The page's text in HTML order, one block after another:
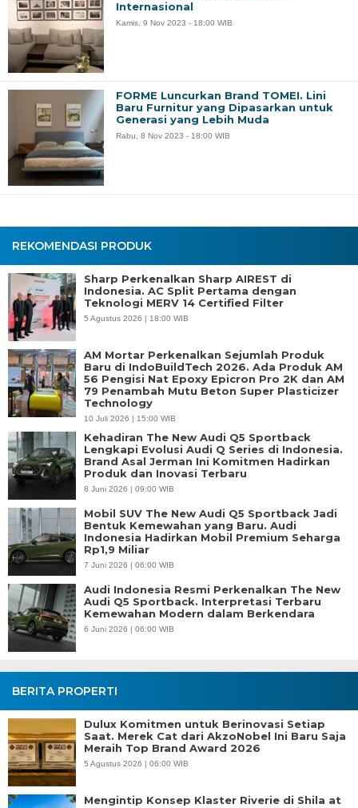
REKOMENDASI PRODUK
Sharp Perkenalkan Sharp AIREST di
Indonesia. AC Split Pertama dengan
Teknologi MERV 14 Certified Filter
5 Agustus 2026 | 18:00 WIB
AM Mortar Perkenalkan Sejumlah Produk
Baru di IndoBuildTech 2026. Ada Produk AM
56 Pengisi Nat Epoxy Epicron Pro 2K dan AM
79 Penambah Mutu Beton Super Plasticizer
Technology
10 Juli 2026 | 15:00 WIB
Kehadiran The New Audi Q5 Sportback
Lengkapi Evolusi Audi Q Series di Indonesia.
Brand Asal Jerman Ini Komitmen Hadirkan
Produk dan Inovasi Terbaru
8 Juni 2026 | 09:00 WIB
Mobil SUV The New Audi Q5 Sportback Jadi
Bentuk Kemewahan yang Baru. Audi
Indonesia Hadirkan Mobil Premium Seharga
Rp1,9 Miliar
7 Juni 2026 | 06:00 WIB
Audi Indonesia Resmi Perkenalkan The New
Audi Q5 Sportback. Interpretasi Terbaru
Kemewahan Modern dalam Berkendara
6 Juni 2026 | 06:00 WIB
BERITA PROPERTI
Dulux Komitmen untuk Berinovasi Setiap
Saat. Merek Cat dari AkzoNobel Ini Baru Saja
Meraih Top Brand Award 2026
5 Agustus 2026 | 06:00 WIB
Mengintip Konsep Klaster Riverie di Shila at
Internasional
Kamis, 9 Nov 2023 - 18:00 WIB
FORME Luncurkan Brand TOMEI. Lini
Baru Furnitur yang Dipasarkan untuk
Generasi yang Lebih Muda
Rabu, 8 Nov 2023 - 18:00 WIB